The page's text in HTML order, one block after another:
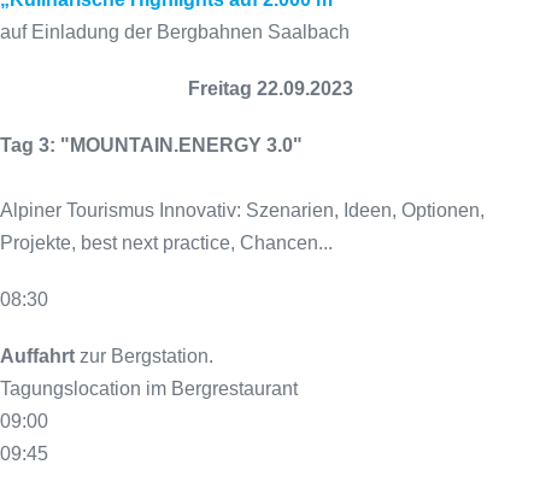
auf Einladung der Bergbahnen Saalbach
Freitag 22.09.2023
Tag 3: "MOUNTAIN.ENERGY 3.0"
Alpiner Tourismus Innovativ: Szenarien, Ideen, Optionen,
Projekte, best next practice, Chancen...
08:30
Auffahrt zur Bergstation.
Tagungslocation im Bergrestaurant
09:00
09:45